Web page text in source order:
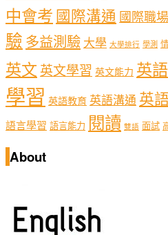
中會考 國際溝通 國際職場
驗 多益測驗 大學 大學排行 學測
英文 英文學習 英文能力 英語
學習 英語教育 英語溝通 英
語言學習 語言能力 閱讀 雙語 面試
About